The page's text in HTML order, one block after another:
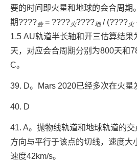
要的时间即火星和地球的会合周期
期????会= ????火????地/ (????火
1.5 AU轨道半长轴和开三估算结果
天，对应会合周期分别为800天和
C。
39. D。Mars 2020已经多次在火星
40. D
41. A。抛物线轨道和地球轨道的
方向与平行于该点的切线，速度大
速度42km/s。